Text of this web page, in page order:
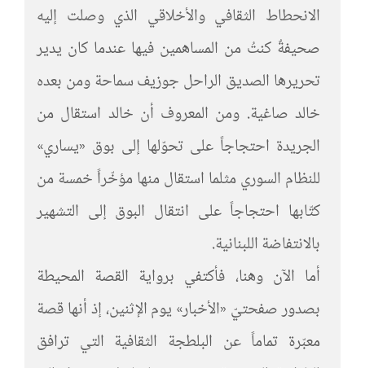
الانحطاط الثقافي والأخلاقي الذي وصلت إليه
صحيفةٌ كنتُ من المساهمين فيها عندما كان يدير
تحريرها الصديق الراحل جوزيف سماحة ومن بعده
خالد صاغية. ومن المعروف أن خالد استقال من
الجريدة احتجاجاً على تحوّلها إلى بوق «يساري»
للنظام السوري مثلما استقال منها مؤخّراً خمسة من
كتّابها احتجاجاً على انتقال البوق إلى التشهير
بالانتفاضة اللبنانية.
أما الآن وهنا، فأكتفي برواية القصة المحيطة
بصدور صفحتيّ «الأخبار» يوم الإثنين، إذ أنها قصة
معبّرة تماماً عن البلطجة الثقافية التي ترافق